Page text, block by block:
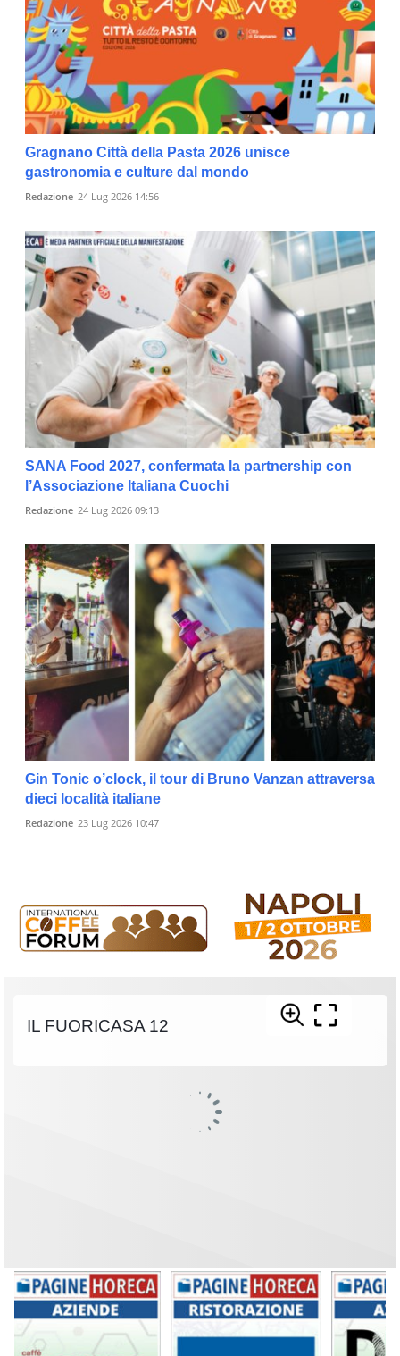
Gragnano Città della Pasta 2026 unisce
gastronomia e culture dal mondo
Redazione 24 Lug 2026 14:56
SANA Food 2027, confermata la partnership con
l’Associazione Italiana Cuochi
Redazione 24 Lug 2026 09:13
Gin Tonic o’clock, il tour di Bruno Vanzan attraversa
dieci località italiane
Redazione 23 Lug 2026 10:47